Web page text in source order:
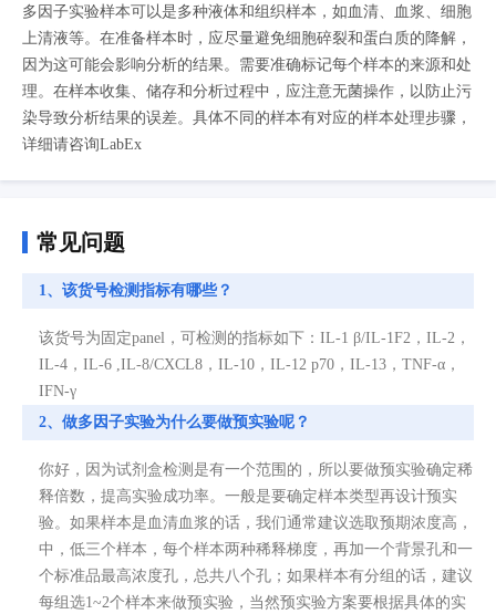
多因子实验样本可以是多种液体和组织样本，如血清、血浆、细胞
上清液等。在准备样本时，应尽量避免细胞碎裂和蛋白质的降解，
因为这可能会影响分析的结果。需要准确标记每个样本的来源和处
理。在样本收集、储存和分析过程中，应注意无菌操作，以防止污
染导致分析结果的误差。具体不同的样本有对应的样本处理步骤，
详细请咨询LabEx
常见问题
1、该货号检测指标有哪些？
该货号为固定panel，可检测的指标如下：IL-1 β/IL-1F2，IL-2，
IL-4，IL-6 ,IL-8/CXCL8，IL-10，IL-12 p70，IL-13，TNF-α，
IFN-γ
2、做多因子实验为什么要做预实验呢？
你好，因为试剂盒检测是有一个范围的，所以要做预实验确定稀
释倍数，提高实验成功率。一般是要确定样本类型再设计预实
验。如果样本是血清血浆的话，我们通常建议选取预期浓度高，
中，低三个样本，每个样本两种稀释梯度，再加一个背景孔和一
个标准品最高浓度孔，总共八个孔；如果样本有分组的话，建议
每组选1~2个样本来做预实验，当然预实验方案要根据具体的实